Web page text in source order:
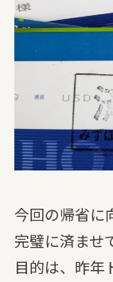
今回の帰省に
完璧に済ませ
目的は、昨年